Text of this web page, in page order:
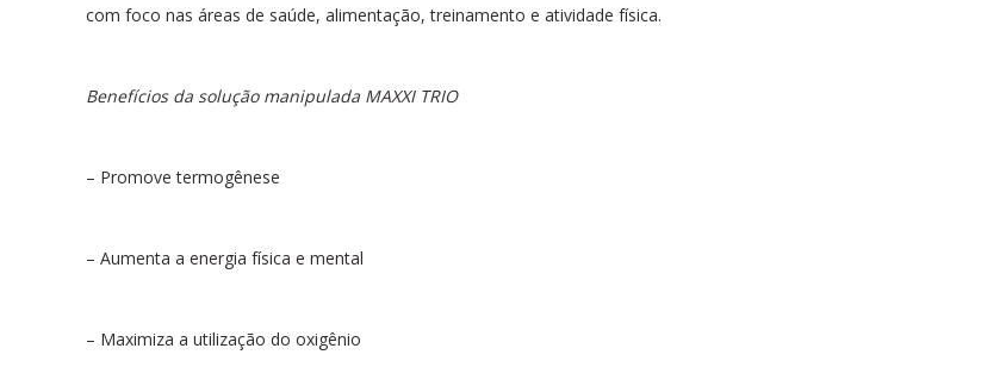
com foco nas áreas de saúde, alimentação, treinamento e atividade física.
Benefícios da solução manipulada MAXXI TRIO
– Promove termogênese
– Aumenta a energia física e mental
– Maximiza a utilização do oxigênio